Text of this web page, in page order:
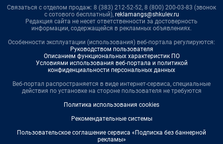
Связаться с отделом продаж: 8 (383) 212-52-52, 8 (800) 200-03-83 (звонок
с сотового бесплатный), reklamangs@shkulev.ru
Редакция сайта не несет ответственности за достоверность
информации, содержащейся в рекламных объявлениях.
Особенности эксплуатации (использования) веб-портала регулируются:
Руководством пользователя
Описанием функциональных характеристик ПО
Условиями использования веб-портала и политикой
конфиденциальности персональных данных
Веб-портал распространяется в виде интернет-сервиса, специальные
действия по установке на стороне пользователя не требуются
Политика использования cookies
Рекомендательные системы
Пользовательское соглашение сервиса «Подписка без баннерной
рекламы»